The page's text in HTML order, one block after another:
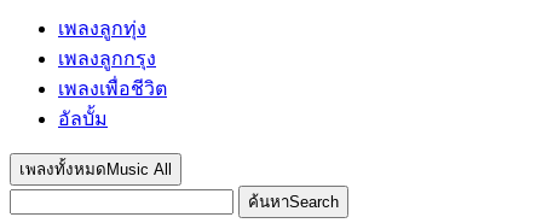
เพลงลูกทุ่ง
เพลงลูกกรุง
เพลงเพื่อชีวิต
อัลบั้ม
เพลงทั้งหมด Music All
ค้นหาSearch